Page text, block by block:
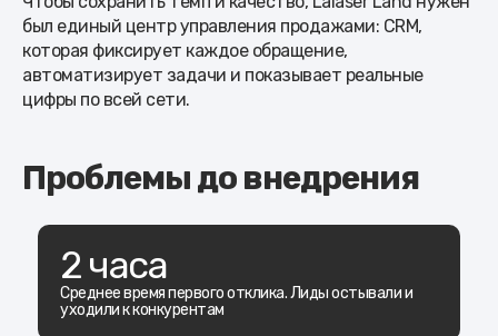
был единый центр управления продажами: CRM,
которая фиксирует каждое обращение,
автоматизирует задачи и показывает реальные
цифры по всей сети.
Проблемы до внедрения
2 часа
Среднее время первого отклика. Лиды остывали и
уходили к конкурентам